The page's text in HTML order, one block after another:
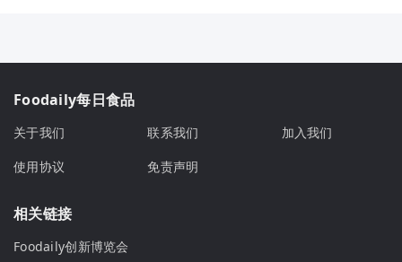
Foodaily每日食品
关于我们 联系我们
加入我们
使用协议
免责声明
相关链接
Foodaily创新博览会